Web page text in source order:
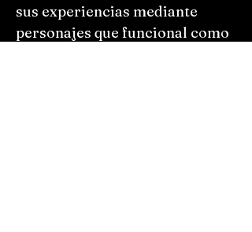
sus experiencias mediante
personajes que funcional como